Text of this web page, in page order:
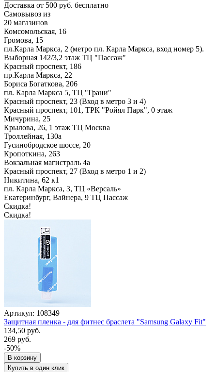
Доставка от 500 руб. бесплатно
Самовывоз из
20 магазинов
Комсомольская, 16
Громова, 15
пл.Карла Маркса, 2 (метро пл. Карла Маркса, вход номер 5).
Выборная 142/3,2 этаж ТЦ "Пассаж"
Красный проспект, 186
пр.Карла Маркса, 22
Бориса Богаткова, 206
пл. Карла Маркса 5, ТЦ "Грани"
Красный проспект, 23 (Вход в метро 3 и 4)
Красный проспект, 101, ТРК "Ройял Парк", 0 этаж
Мичурина, 25
Крылова, 26, 1 этаж ТЦ Москва
Троллейная, 130а
Гусинобродское шоссе, 20
Кропоткина, 263
Вокзальная магистраль 4а
Красный проспект, 27 (Вход в метро 1 и 2)
Никитина, 62 к1
пл. Карла Маркса, 3, ТЦ «Версаль»
Екатеринбург, Вайнера, 9 ТЦ Пассаж
Скидка!
Скидка!
Артикул: 108349
Защитная пленка - для фитнес браслета "Samsung Galaxy Fit"
134,50 руб.
269 руб.
-50%
В корзину
Купить в один клик